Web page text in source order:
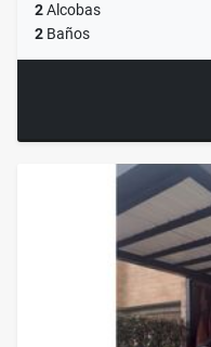
2Alcobas
2 Baños